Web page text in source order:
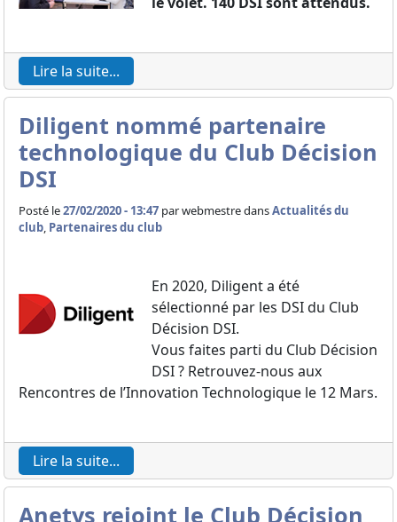
Lire la suite...
Diligent nommé partenaire
technologique du Club Décision
DSI
Posté le27/02/2020 - 13:47 parwebmestre dansActualités du
club, Partenaires du club
En 2020, Diligent a été
sélectionné par les DSI du Club
Décision DSI.
Vous faites parti du Club Décision
DSI ? Retrouvez-nous aux
Rencontres de l’Innovation Technologique le 12 Mars.
Lire la suite...
Anetys rejoint le Club Décision